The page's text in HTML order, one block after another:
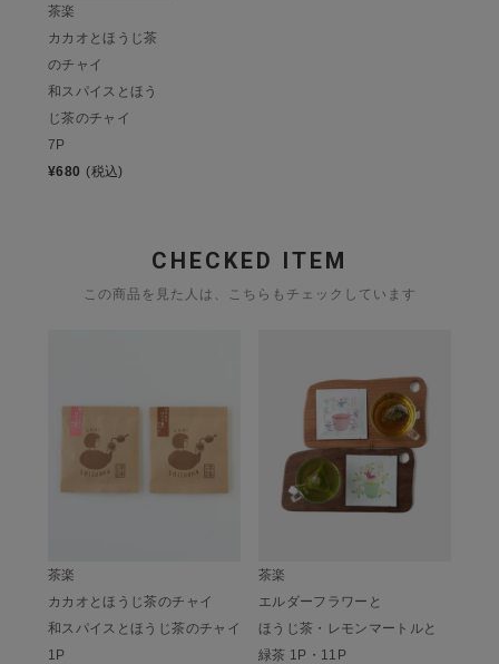
茶楽
カカオとほうじ茶
のチャイ
和スパイスとほう
じ茶のチャイ
7P
¥680 (税込)
CHECKED ITEM
この商品を見た人は、こちらもチェックしています
茶楽
カカオとほうじ茶のチャイ
和スパイスとほうじ茶のチャイ
1P
茶楽
エルダーフラワーと
ほうじ茶・レモンマートルと
緑茶 1P・11P